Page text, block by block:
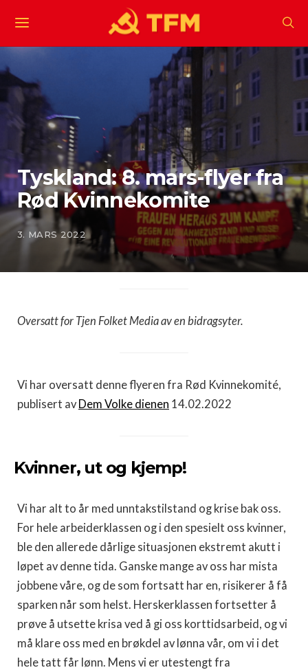
Tyskland: 8. mars-flyer fra
Rød Kvinnekomite
3. MARS 2022
Oversatt for Tjen Folket Media av en bidragsyter.
Vi har oversatt denne flyeren fra Rød Kvinnekomité,
publisert av Dem Volke dienen 14.02.2022
Kvinner, ut og kjemp!
Vi har alt to år med unntakstilstand og krise bak oss.
For hele arbeiderklassen og i den spesielt oss kvinner,
ble den allerede dårlige situasjonen ekstremt akutt i
løpet av denne tida. Ganske mange av oss har mista
jobbene våre, og de som fortsatt har en, risikerer å få
sparken når som helst. Herskerklassen fortsetter å
prøve å utsette krisa ved å gi oss korttidsarbeid, og vi
må klare oss med en brøkdel av lønna vår, om vi i det
hele tatt får lønn. Mens vi er utestengt fra